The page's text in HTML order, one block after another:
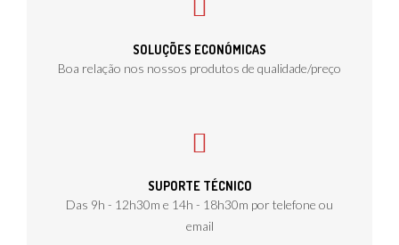
SOLUÇÕES ECONÓMICAS
Boa relação nos nossos produtos de qualidade/preço
SUPORTE TÉCNICO
Das 9h - 12h30m e 14h - 18h30m por telefone ou
email